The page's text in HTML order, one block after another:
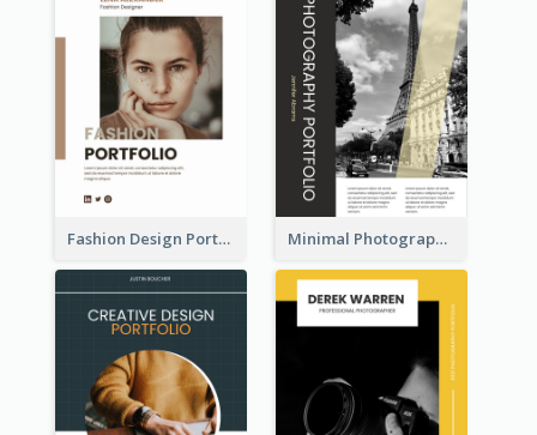
Fashion Design Portfolio Minimal Photography Business Portfolio